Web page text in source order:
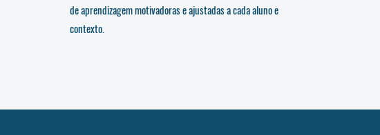
de aprendizagem motivadoras e ajustadas a cada aluno e
contexto.